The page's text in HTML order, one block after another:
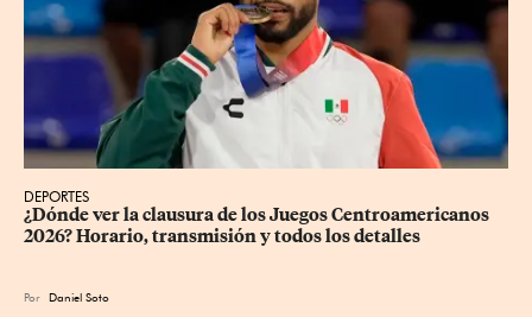
DEPORTES
¿Dónde ver la clausura de los Juegos Centroamericanos
2026? Horario, transmisión y todos los detalles
Por Daniel Soto